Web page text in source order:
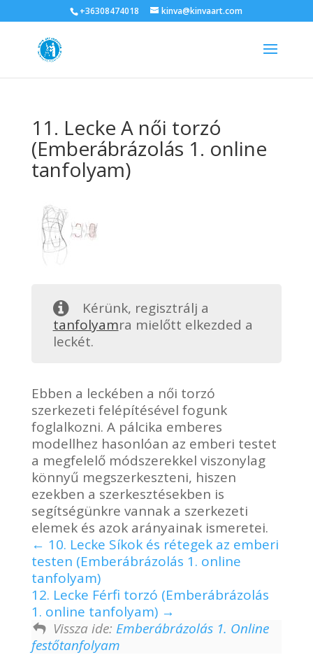
+36308474018 kinva@kinvaart.com
11. Lecke A női torzó
(Emberábrázolás 1. online
tanfolyam)
Kérünk, regisztrálj a
tanfolyamra mielőtt elkezded a
leckét.
Ebben a leckében a női torzó
szerkezeti felépítésével fogunk
foglalkozni. A pálcika emberes
modellhez hasonlóan az emberi testet
a megfelelő módszerekkel viszonylag
könnyű megszerkeszteni, hiszen
ezekben a szerkesztésekben is
segítségünkre vannak a szerkezeti
elemek és azok arányainak ismeretei.
10. Lecke Síkok és rétegek az emberi
testen (Emberábrázolás 1. online
tanfolyam)
12. Lecke Férfi torzó (Emberábrázolás
1. online tanfolyam)
Vissza ide: Emberábrázolás 1. Online
festőtanfolyam